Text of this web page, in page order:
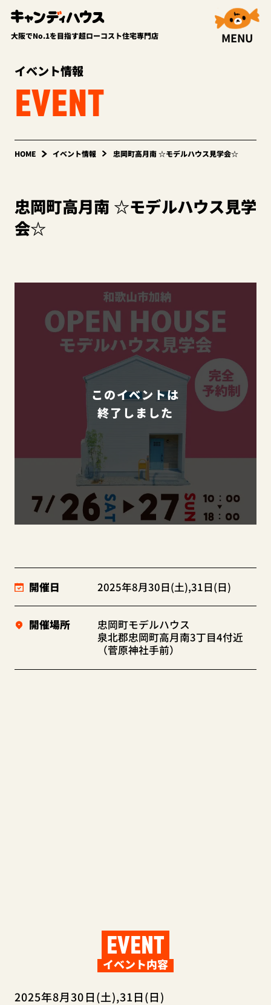
大阪でNo.1を目指す超ローコスト住宅専門店 MENU
イベント情報
EVENT
HOME イベント情報 忠岡町高月南 ☆モデルハウス見学会☆
忠岡町高月南 ☆モデルハウス見学
会☆
このイベントは
終了しました
開催日 2025年8月30日(土),31日(日)
開催場所
忠岡町モデルハウス
泉北郡忠岡町高月南3丁目4付近
（菅原神社手前）
EVENT
イベント内容
2025年8月30日(土),31日(日)